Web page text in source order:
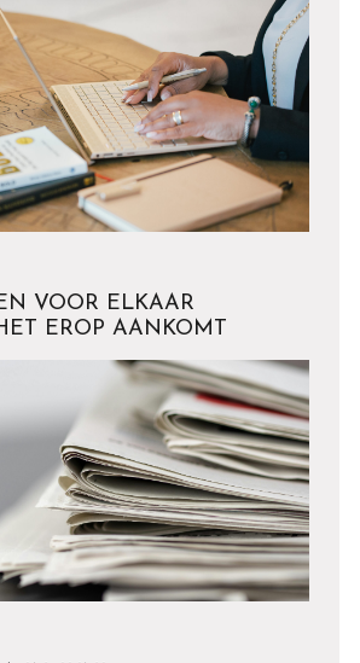
VOOR ELKAAR
EROP AANKOMT